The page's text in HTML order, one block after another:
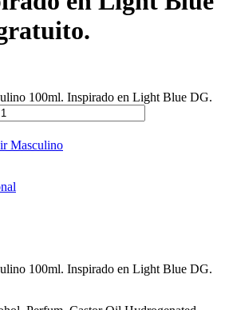
100ml. Inspirado en Light Blue DG.
Masculino
100ml. Inspirado en Light Blue DG.